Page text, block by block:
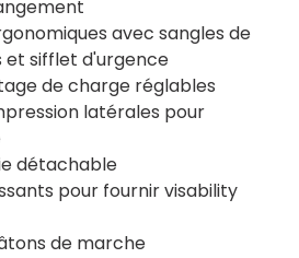
avec sangles de
et sifflet d'urgence
de charge réglables
latérales pour
détachable
pour fournir visability
de marche